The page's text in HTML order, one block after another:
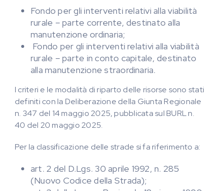
Fondo per gli interventi relativi alla viabilità
rurale – parte corrente, destinato alla
manutenzione ordinaria;
Fondo per gli interventi relativi alla viabilità
rurale – parte in conto capitale, destinato
alla manutenzione straordinaria.
I criteri e le modalità di riparto delle risorse sono stati
definiti con la Deliberazione della Giunta Regionale
n. 347 del 14 maggio 2025, pubblicata sul BURL n.
40 del 20 maggio 2025.
Per la classificazione delle strade si fa riferimento a:
art. 2 del D.Lgs. 30 aprile 1992, n. 285
(Nuovo Codice della Strada);